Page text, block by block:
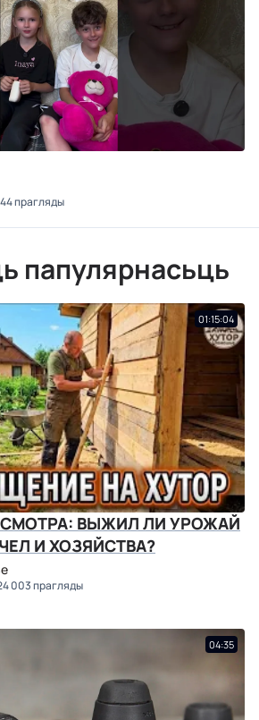
прагляды
папулярнасьць
01:15:04
ВЫЖИЛ ЛИ УРОЖАЙ
И ХОЗЯЙСТВА?
003 прагляды
04:35